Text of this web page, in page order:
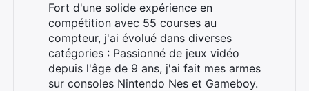
Fort d'une solide expérience en
compétition avec 55 courses au
compteur, j'ai évolué dans diverses
catégories : Passionné de jeux vidéo
depuis l'âge de 9 ans, j'ai fait mes armes
sur consoles Nintendo Nes et Gameboy.